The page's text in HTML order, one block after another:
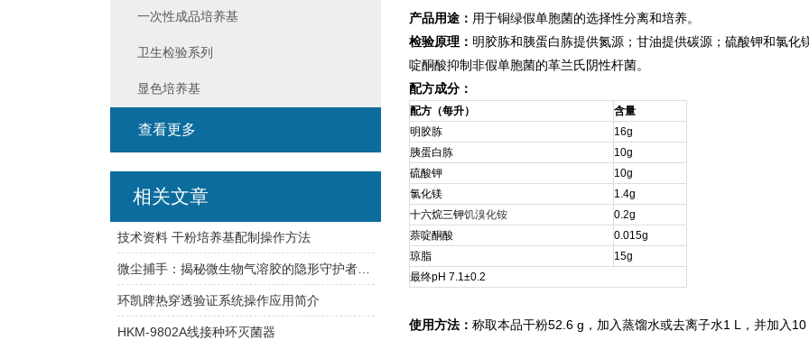
产品用途： 用于铜绿假单胞菌的选择性分离和培养。
检验原理： 明胶胨和胰蛋白胨提供氮源；甘油提供碳源；硫酸钾和氯
啶酮酸抑制非假单胞菌的革兰氏阴性杆菌。
配方成分：
配方（每升）
含量
明胶胨
16g
胰蛋白胨
10g
硫酸钾
10g
氯化镁
1.4g
十六烷三钾饥溴化铵
0.2g
萘啶酮酸
0.015g
琼脂
15g
最终pH 7.1±0.2
使用方法： 称取本品干粉52.6 g，加入蒸馏水或去离子水1 L，并加入
一次性成品培养基
卫生检验系列
显色培养基
查看更多
相关文章
技术资料 干粉培养基配制操作方法
微尘捕手：揭秘微生物气溶胶的隐形守护者——高精度采样器探秘
环凯牌热穿透验证系统操作应用简介
HKM-9802A线接种环灭菌器